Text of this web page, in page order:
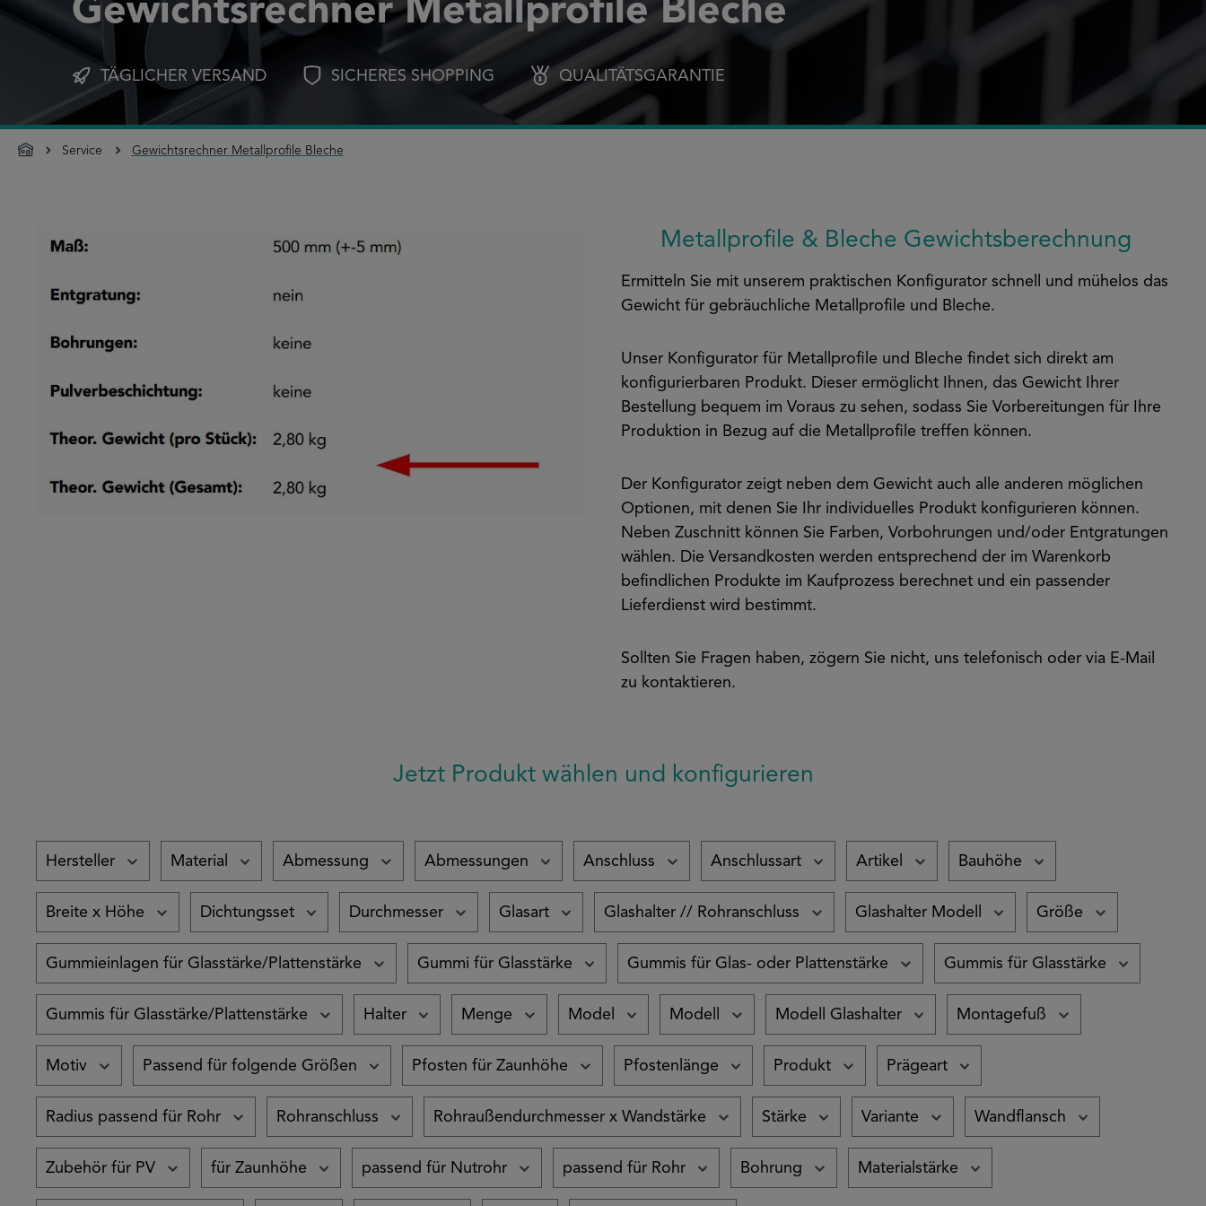
Gewichtsrechner Metallprofile Bleche
TÄGLICHER VERSAND SICHERES SHOPPING QUALITÄTSGARANTIE
Service Gewichtsrechner Metallprofile Bleche
Metallprofile & Bleche Gewichtsberechnung
Ermitteln Sie mit unserem praktischen Konfigurator schnell und mühelos das
Gewicht für gebräuchliche Metallprofile und Bleche.
Unser Konfigurator für Metallprofile und Bleche findet sich direkt am
konfigurierbaren Produkt. Dieser ermöglicht Ihnen, das Gewicht Ihrer
Bestellung bequem im Voraus zu sehen, sodass Sie Vorbereitungen für Ihre
Produktion in Bezug auf die Metallprofile treffen können.
Der Konfigurator zeigt neben dem Gewicht auch alle anderen möglichen
Optionen, mit denen Sie Ihr individuelles Produkt konfigurieren können.
Neben Zuschnitt können Sie Farben, Vorbohrungen und/oder Entgratungen
wählen. Die Versandkosten werden entsprechend der im Warenkorb
befindlichen Produkte im Kaufprozess berechnet und ein passender
Lieferdienst wird bestimmt.
Sollten Sie Fragen haben, zögern Sie nicht, uns telefonisch oder via E-Mail
zu kontaktieren.
Jetzt Produkt wählen und konfigurieren
Hersteller Material Abmessung Abmessungen Anschluss Anschlussart Artikel Bauhöhe
Breite x Höhe Dichtungsset Durchmesser Glasart Glashalter // Rohranschluss Glashalter Modell Größe
Gummieinlagen für Glasstärke/Plattenstärke Gummi für Glasstärke Gummis für Glas- oder Plattenstärke Gummis für Glasstärke
Gummis für Glasstärke/Plattenstärke Halter Menge Model Modell Modell Glashalter Montagefuß
Motiv Passend für folgende Größen Pfosten für Zaunhöhe Pfostenlänge Produkt Prägeart
Radius passend für Rohr Rohranschluss Rohraußendurchmesser x Wandstärke Stärke Variante Wandflansch
Zubehör für PV für Zaunhöhe passend für Nutrohr passend für Rohr Bohrung Materialstärke